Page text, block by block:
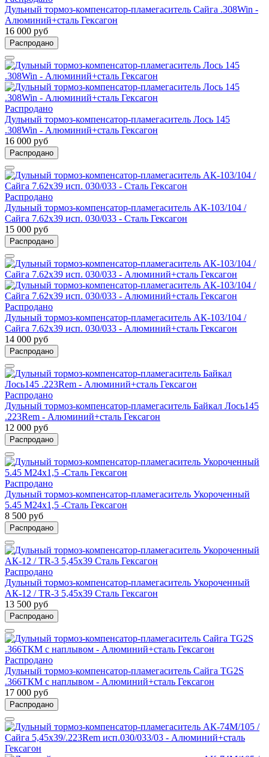
Дульный тормоз-компенсатор-пламегаситель Сайга .308Win -
Алюминий+сталь Гексагон
16 000 руб
Распродано
Распродано
Дульный тормоз-компенсатор-пламегаситель Лось 145
.308Win - Алюминий+сталь Гексагон
16 000 руб
Распродано
Распродано
Дульный тормоз-компенсатор-пламегаситель АК-103/104 /
Сайга 7.62х39 исп. 030/033 - Сталь Гексагон
15 000 руб
Распродано
Распродано
Дульный тормоз-компенсатор-пламегаситель АК-103/104 /
Сайга 7.62x39 исп. 030/033 - Алюминий+сталь Гексагон
14 000 руб
Распродано
Распродано
Дульный тормоз-компенсатор-пламегаситель Байкал Лось145
.223Rem - Алюминий+сталь Гексагон
12 000 руб
Распродано
Распродано
Дульный тормоз-компенсатор-пламегаситель Укороченный
5.45 М24х1,5 -Сталь Гексагон
8 500 руб
Распродано
Распродано
Дульный тормоз-компенсатор-пламегаситель Укороченный
АК-12 / TR-3 5,45х39 Сталь Гексагон
13 500 руб
Распродано
Распродано
Дульный тормоз-компенсатор-пламегаситель Сайга TG2S
.366ТКМ с наплывом - Алюминий+сталь Гексагон
17 000 руб
Распродано